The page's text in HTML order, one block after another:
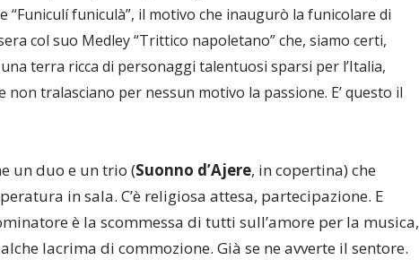
“Funiculí funiculà”, il motivo che inaugurò la funicolare di
col suo Medley “Trittico napoletano” che, siamo certi,
terra ricca di personaggi talentuosi sparsi per l’Italia,
tralasciano per nessun motivo la passione. E’ questo il
un duo e un trio (Suonno d’Ajere, in copertina) che
in sala. C’è religiosa attesa, partecipazione. E
è la scommessa di tutti sull’amore per la musica,
lacrima di commozione. Già se ne avverte il sentore.